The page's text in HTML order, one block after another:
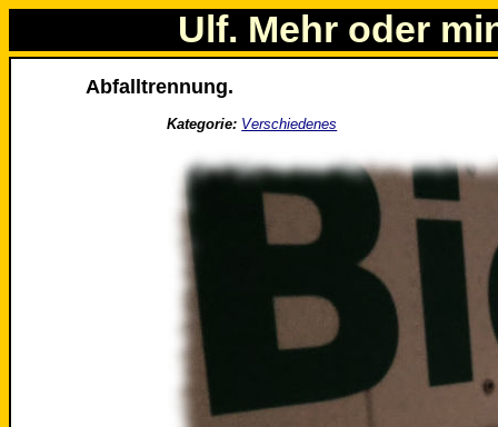
Ulf. Mehr oder
Abfalltrennung.
Kategorie: Verschiedenes